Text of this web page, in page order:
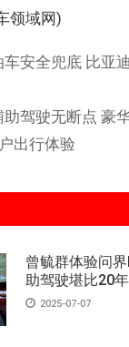
领域网)
车安全兜底 比亚
助驾驶无断点 豪
出行体验
曾毓群体验问
助驾驶堪比20年
2025-07-07